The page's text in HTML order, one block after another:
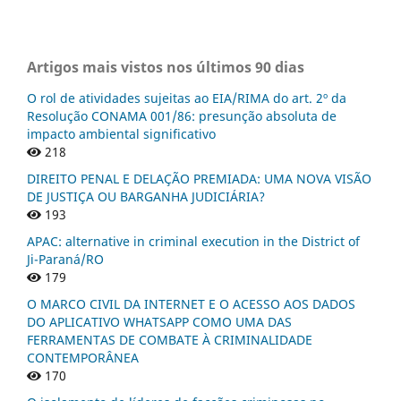
Artigos mais vistos nos últimos 90 dias
O rol de atividades sujeitas ao EIA/RIMA do art. 2º da
Resolução CONAMA 001/86: presunção absoluta de
impacto ambiental significativo
218
DIREITO PENAL E DELAÇÃO PREMIADA: UMA NOVA VISÃO
DE JUSTIÇA OU BARGANHA JUDICIÁRIA?
193
APAC: alternative in criminal execution in the District of
Ji-Paraná/RO
179
O MARCO CIVIL DA INTERNET E O ACESSO AOS DADOS
DO APLICATIVO WHATSAPP COMO UMA DAS
FERRAMENTAS DE COMBATE À CRIMINALIDADE
CONTEMPORÂNEA
170